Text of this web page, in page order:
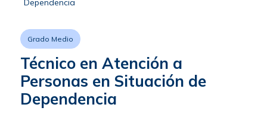
Dependencia
Grado Medio
Técnico en Atención a
Personas en Situación de
Dependencia